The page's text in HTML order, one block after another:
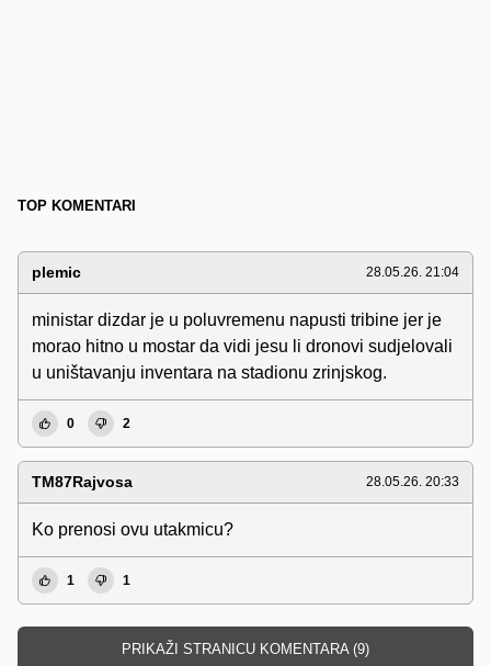
TOP KOMENTARI
plemic 28.05.26. 21:04
ministar dizdar je u poluvremenu napusti tribine jer je
morao hitno u mostar da vidi jesu li dronovi sudjelovali
u uništavanju inventara na stadionu zrinjskog.
0 2
TM87Rajvosa 28.05.26. 20:33
Ko prenosi ovu utakmicu?
1 1
PRIKAŽI STRANICU KOMENTARA (9)